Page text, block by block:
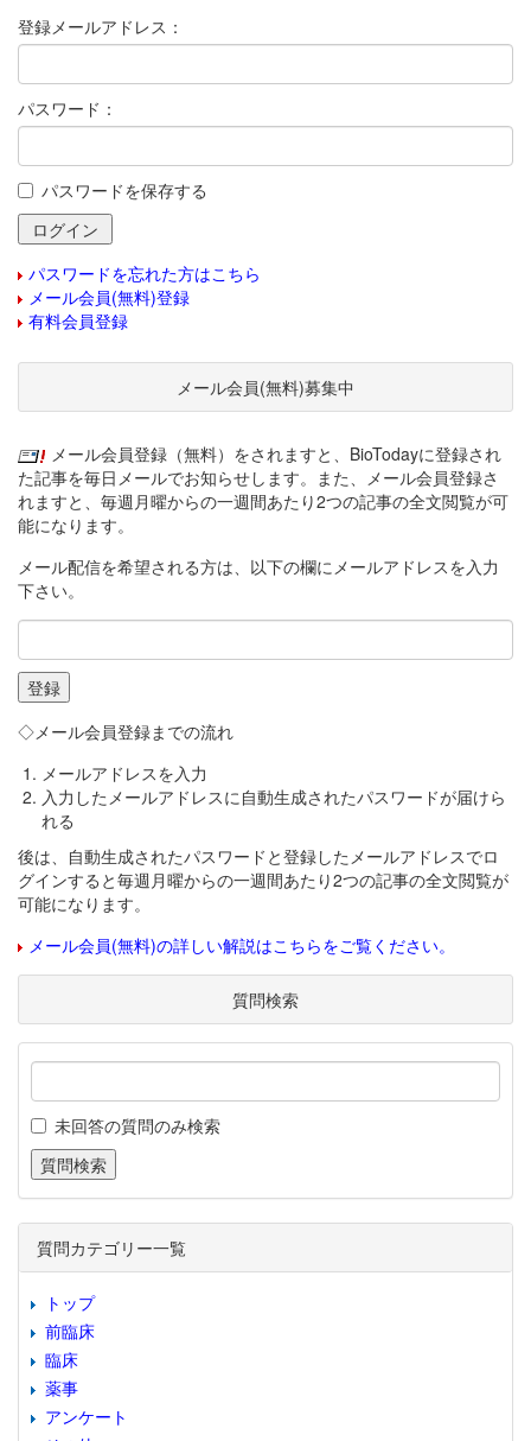
登録メールアドレス：
パスワード：
パスワードを保存する
パスワードを忘れた方はこちら
メール会員(無料)登録
有料会員登録
メール会員(無料)募集中
メール会員登録（無料）をされますと、BioTodayに登録され
た記事を毎日メールでお知らせします。また、メール会員登録さ
れますと、毎週月曜からの一週間あたり2つの記事の全文閲覧が可
能になります。
メール配信を希望される方は、以下の欄にメールアドレスを入力
下さい。
◇メール会員登録までの流れ
メールアドレスを入力
入力したメールアドレスに自動生成されたパスワードが届けら
れる
後は、自動生成されたパスワードと登録したメールアドレスでロ
グインすると毎週月曜からの一週間あたり2つの記事の全文閲覧が
可能になります。
メール会員(無料)の詳しい解説はこちらをご覧ください。
質問検索
未回答の質問のみ検索
質問カテゴリー一覧
トップ
前臨床
臨床
薬事
アンケート